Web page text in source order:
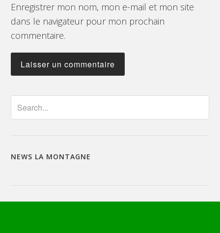
Enregistrer mon nom, mon e-mail et mon site
dans le navigateur pour mon prochain
commentaire.
NEWS LA MONTAGNE